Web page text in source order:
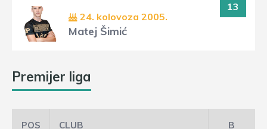
13
24. kolovoza 2005.
Matej Šimić
Premijer liga
POS CLUB B